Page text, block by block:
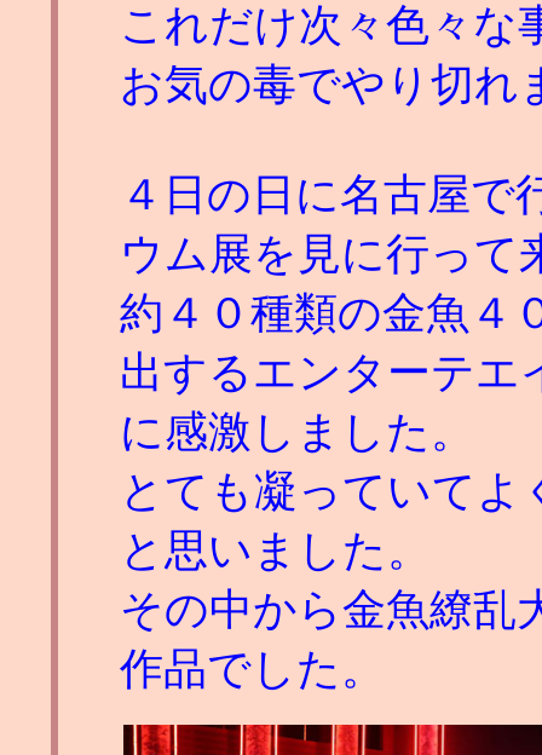
これだけ次々色々な
お気の毒でやり切れ
４日の日に名古屋
ウム展を見に行って
約４０種類の金魚４
出するエンターテエ
に感激しました。
とても凝っていて
と思いました。
その中から金魚繚乱
作品でした。